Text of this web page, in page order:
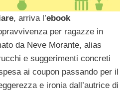
, arriva l’ebook
per ragazze in
da Neve Morante, alias
e suggerimenti concreti
ai coupon passando per il
e ironia dall’autrice di